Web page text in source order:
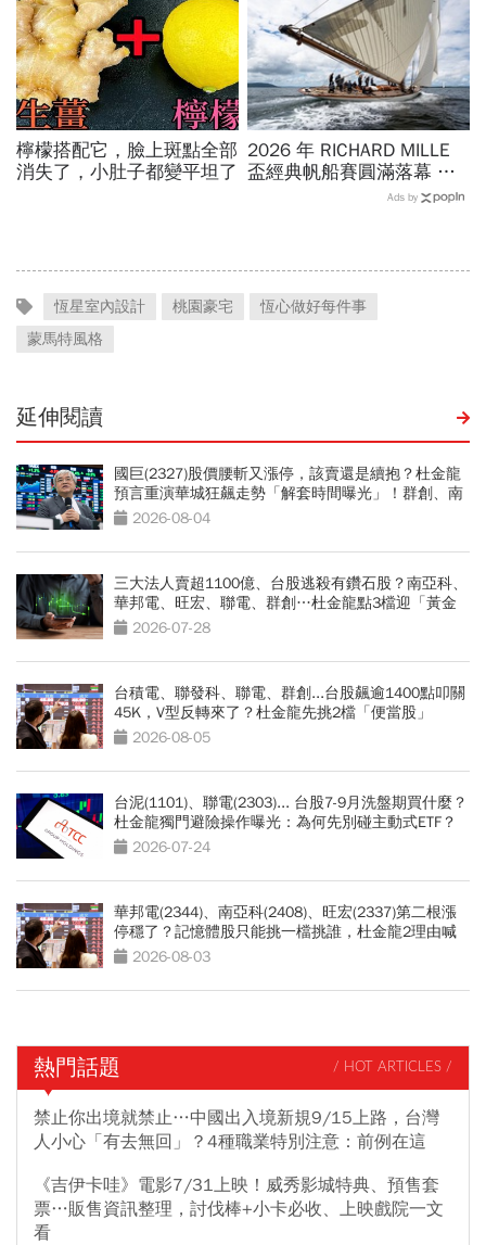
檸檬搭配它，臉上斑點全部
消失了，小肚子都變平坦了
2026 年 RICHARD MILLE
盃經典帆船賽圓滿落幕 經
典帆船競逐英倫海域 航海
Ads by
恆星室內設計 桃園豪宅
恆心做好每件事
蒙馬特風格
延伸閱讀
國巨(2327)股價腰斬又漲停，該賣還是續抱？杜金龍
預言重演華城狂飆走勢「解套時間曝光」！群創、南
亞科也點名
2026-08-04
三大法人賣超1100億、台股逃殺有鑽石股？南亞科、
華邦電、旺宏、聯電、群創…杜金龍點3檔迎「黃金
坑」買點
2026-07-28
台積電、聯發科、聯電、群創...台股飆逾1400點叩關
45K，V型反轉來了？杜金龍先挑2檔「便當股」
2026-08-05
台泥(1101)、聯電(2303)... 台股7-9月洗盤期買什麼？
杜金龍獨門避險操作曝光：為何先別碰主動式ETF？
2026-07-24
華邦電(2344)、南亞科(2408)、旺宏(2337)第二根漲
停穩了？記憶體股只能挑一檔挑誰，杜金龍2理由喊
選它2026-08-03
熱門話題 / HOT ARTICLES /
禁止你出境就禁止…中國出入境新規9/15上路，台灣
人小心「有去無回」？4種職業特別注意：前例在這
《吉伊卡哇》電影7/31上映！威秀影城特典、預售套
票…販售資訊整理，討伐棒+小卡必收、上映戲院一文
看